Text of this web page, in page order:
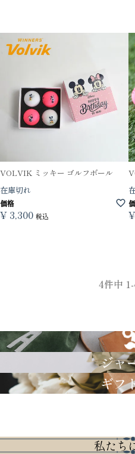
VOLVIK ミッキー ゴルフボール
在庫切れ
価格
¥ 3,300 税込 ¥
4件中 1-
GRIMM LAB
ジャ
ギフ
私たち